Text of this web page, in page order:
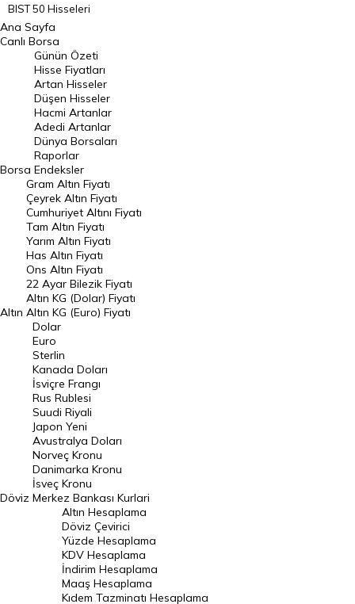
BIST 50 Hisseleri
BIST 100 Hisseleri
En Çok Artan Hisseler
En Çok Düşen Hisseler
Hacmi Artanlar
Geçmiş Kapanışlar
Dünya Borsaları
Raporlar
Endeksler
DÖVİZ
Döviz Kuru
Dolar Kuru
Euro Kuru
Pound Kuru
Frank Kuru
Riyal Kuru
Avustralya Doları
Danimarka Kronu Kuru
Kanada Doları Kuru
Norveç Kronu Kuru
İsveç Kronu Kuru
Japon Yeni Kuru
Serbest Piyasa Döviz Kurları
Merkez Bankası Döviz Kurları
Ana Sayfa
Canlı Borsa
Borsa
Günün Özeti
Hisse Fiyatları
Artan Hisseler
Düşen Hisseler
Hacmi Artanlar
Adedi Artanlar
Dünya Borsaları
Raporlar
Endeksler
Altın
Gram Altın Fiyatı
Çeyrek Altın Fiyatı
Cumhuriyet Altını Fiyatı
Tam Altın Fiyatı
Yarım Altın Fiyatı
Has Altın Fiyatı
Ons Altın Fiyatı
22 Ayar Bilezik Fiyatı
Altın KG (Dolar) Fiyatı
Altın KG (Euro) Fiyatı
Döviz
Dolar
Euro
Sterlin
Kanada Doları
İsviçre Frangı
Rus Rublesi
Suudi Riyali
Japon Yeni
Avustralya Doları
Norveç Kronu
Danimarka Kronu
İsveç Kronu
Merkez Bankası Kurlari
Altın Hesaplama
Döviz Çevirici
Yüzde Hesaplama
KDV Hesaplama
İndirim Hesaplama
Maaş Hesaplama
Kıdem Tazminatı Hesaplama